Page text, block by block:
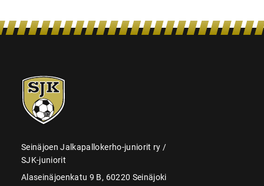
SJK-
juniorit
Seinäjoen Jalkapallokerho-juniorit ry /
SJK-juniorit
Alaseinäjoenkatu 9 B, 60220 Seinäjoki